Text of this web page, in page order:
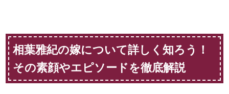
相葉雅紀の嫁について詳しく知ろう！
その素顔やエピソードを徹底解説